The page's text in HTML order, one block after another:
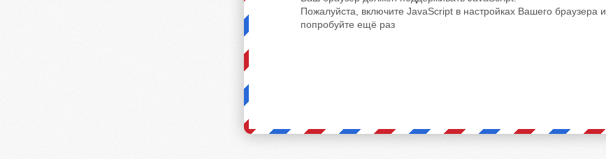
Пожалуйста, включите JavaScript в настройках Вашего браузера и
попробуйте ещё раз